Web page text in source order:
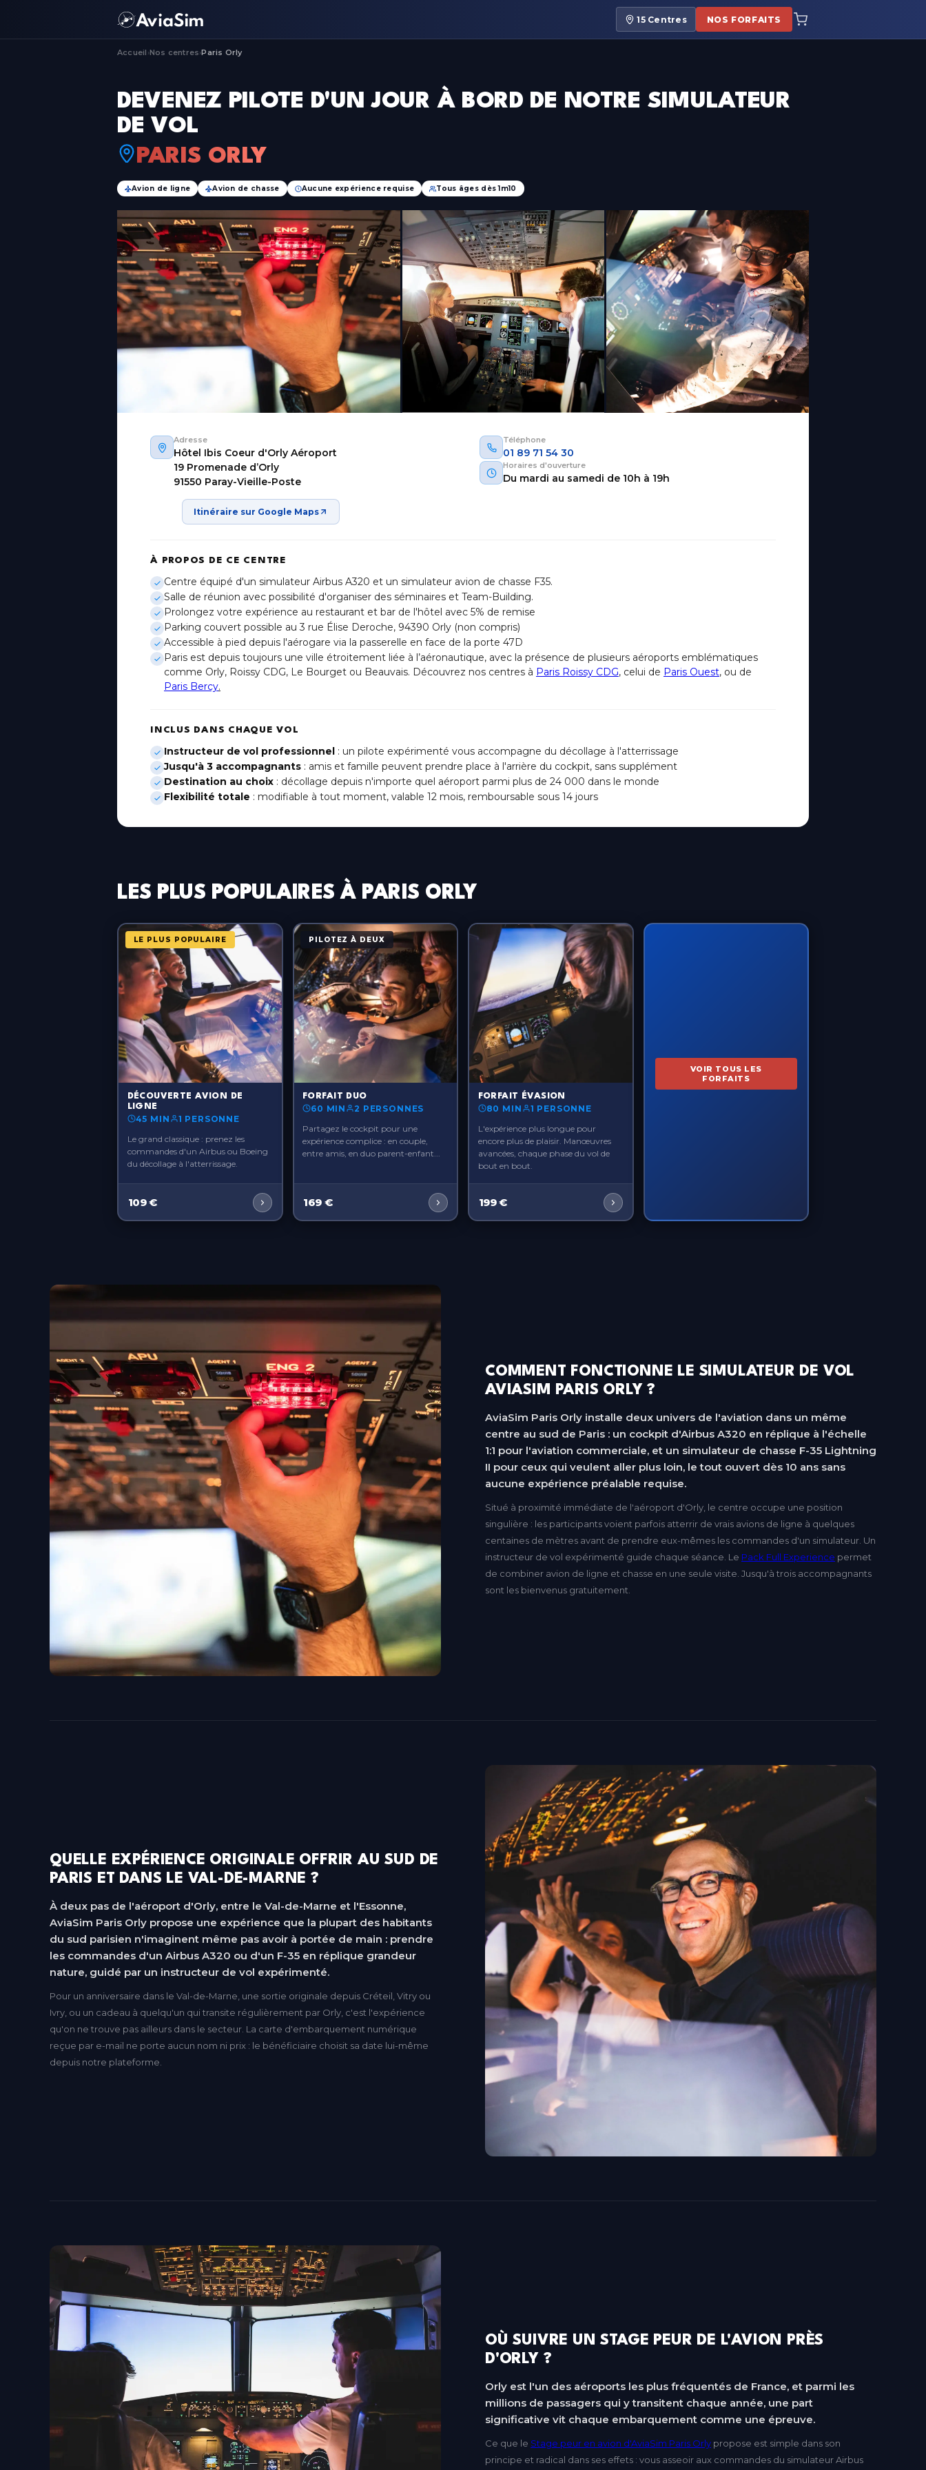
15Centres NOS FORFAITS
Accueil ›Nos centres›Paris Orly
DEVENEZ PILOTE D'UN JOUR À BORD DE NOTRE SIMULATEUR
DE VOL
PARIS ORLY
Avion de ligne Avion de chasse Aucune expérience requise Tous âges dès 1m10
Adresse
Hôtel Ibis Coeur d'Orly Aéroport
19 Promenade d’Orly
91550 Paray-Vieille-Poste
Itinéraire sur Google Maps
Téléphone
01 89 71 54 30
Horaires d'ouverture
Du mardi au samedi de 10h à 19h
À PROPOS DE CE CENTRE
Centre équipé d'un simulateur Airbus A320 et un simulateur avion de chasse F35.
Salle de réunion avec possibilité d'organiser des séminaires et Team-Building.
Prolongez votre expérience au restaurant et bar de l'hôtel avec 5% de remise
Parking couvert possible au 3 rue Élise Deroche, 94390 Orly (non compris)
Accessible à pied depuis l'aérogare via la passerelle en face de la porte 47D
Paris est depuis toujours une ville étroitement liée à l’aéronautique, avec la présence de plusieurs aéroports emblématiques
comme Orly, Roissy CDG, Le Bourget ou Beauvais. Découvrez nos centres à Paris Roissy CDG, celui de Paris Ouest, ou de
Paris Bercy.
INCLUS DANS CHAQUE VOL
Instructeur de vol professionnel : un pilote expérimenté vous accompagne du décollage à l'atterrissage
Jusqu'à 3 accompagnants : amis et famille peuvent prendre place à l'arrière du cockpit, sans supplément
Destination au choix : décollage depuis n'importe quel aéroport parmi plus de 24 000 dans le monde
Flexibilité totale : modifiable à tout moment, valable 12 mois, remboursable sous 14 jours
LES PLUS POPULAIRES À PARIS ORLY
LE PLUS POPULAIRE
DÉCOUVERTE AVION DE
LIGNE
45 MIN
1 PERSONNE
Le grand classique : prenez les
commandes d'un Airbus ou Boeing
du décollage à l'atterrissage.
109€
PILOTEZ À DEUX
FORFAIT DUO
60 MIN
2 PERSONNES
Partagez le cockpit pour une
expérience complice : en couple,
entre amis, en duo parent-enfant...
169 €
FORFAIT ÉVASION
80 MIN
1 PERSONNE
L'expérience plus longue pour
encore plus de plaisir. Manœuvres
avancées, chaque phase du vol de
bout en bout.
199€
VOIR TOUS LES
FORFAITS
COMMENT FONCTIONNE LE SIMULATEUR DE VOL
AVIASIM PARIS ORLY ?
AviaSim Paris Orly installe deux univers de l'aviation dans un même
centre au sud de Paris : un cockpit d'Airbus A320 en réplique à l'échelle
1:1 pour l'aviation commerciale, et un simulateur de chasse F-35 Lightning
II pour ceux qui veulent aller plus loin, le tout ouvert dès 10 ans sans
aucune expérience préalable requise.
Situé à proximité immédiate de l'aéroport d'Orly, le centre occupe une position
singulière : les participants voient parfois atterrir de vrais avions de ligne à quelques
centaines de mètres avant de prendre eux-mêmes les commandes d'un simulateur. Un
instructeur de vol expérimenté guide chaque séance. Le Pack Full Experience permet
de combiner avion de ligne et chasse en une seule visite. Jusqu'à trois accompagnants
sont les bienvenus gratuitement.
QUELLE EXPÉRIENCE ORIGINALE OFFRIR AU SUD DE
PARIS ET DANS LE VAL-DE-MARNE ?
À deux pas de l'aéroport d'Orly, entre le Val-de-Marne et l'Essonne,
AviaSim Paris Orly propose une expérience que la plupart des habitants
du sud parisien n'imaginent même pas avoir à portée de main : prendre
les commandes d'un Airbus A320 ou d'un F-35 en réplique grandeur
nature, guidé par un instructeur de vol expérimenté.
Pour un anniversaire dans le Val-de-Marne, une sortie originale depuis Créteil, Vitry ou
Ivry, ou un cadeau à quelqu'un qui transite régulièrement par Orly, c'est l'expérience
qu'on ne trouve pas ailleurs dans le secteur. La carte d'embarquement numérique
reçue par e-mail ne porte aucun nom ni prix : le bénéficiaire choisit sa date lui-même
depuis notre plateforme.
OÙ SUIVRE UN STAGE PEUR DE L'AVION PRÈS
D'ORLY ?
Orly est l'un des aéroports les plus fréquentés de France, et parmi les
millions de passagers qui y transitent chaque année, une part
significative vit chaque embarquement comme une épreuve.
Ce que le Stage peur en avion d'AviaSim Paris Orly propose est simple dans son
principe et radical dans ses effets : vous asseoir aux commandes du simulateur Airbus